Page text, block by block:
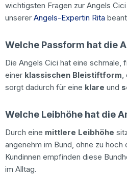
wichtigsten Fragen zur Angels
unserer Angels-Expertin Rita
Welche Passform hat die
Die Angels Cici hat eine schmale,
einer klassischen Bleistiftform,
sorgt dadurch für eine klare und
Welche Leibhöhe hat die
Durch eine mittlere Leibhöhe
angenehm im Bund, ohne zu
Kundinnen empfinden diese
im Alltag.